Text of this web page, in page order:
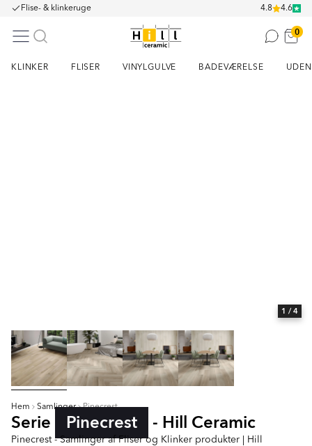
Flise- & klinkeruge 4.8 4.6
0
KLINKER FLISER VINYLGULVE BADEVÆRELSE
Hem Samlinger Pinecrest
Serie Pinecrest - Hill Ceramic
Pinecrest - Samlinger af Fliser og Klinker produkter | Hill
1 / 4